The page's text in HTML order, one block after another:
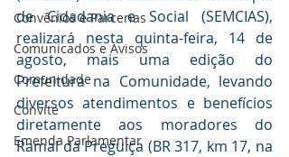
Convênios e Parcerias
Comunicados e Avisos
Comunidade
Convite
Emenda Parlamentar
de Cidadania e Social (SEMCIAS),
realizará nesta quinta-feira, 14 de
agosto, mais uma edição do
Prefeitura na Comunidade, levando
diversos atendimentos e benefícios
diretamente aos moradores do
Ramal da Preguiça (BR 317, km 17, na